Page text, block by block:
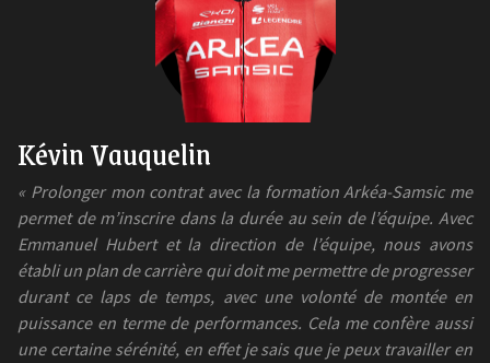
Kévin Vauquelin
« Prolonger mon contrat avec la formation Arkéa-Samsic me
permet de m’inscrire dans la durée au sein de l’équipe. Avec
Emmanuel Hubert et la direction de l’équipe, nous avons
établi un plan de carrière qui doit me permettre de progresser
durant ce laps de temps, avec une volonté de montée en
puissance en terme de performances. Cela me confère aussi
une certaine sérénité, en effet je sais que je peux travailler en